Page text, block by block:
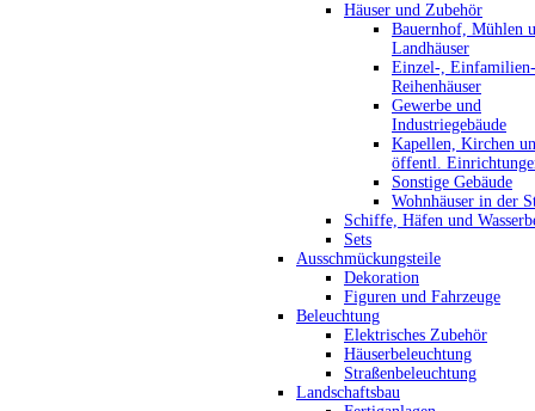
Häuser und Zubehör
Bauernhof, Mühlen
Landhäuser
Einzel-,
Reihenhäuser
Gewerbe und
Industriegebäude
Kapellen, Kirchen
öffentl.
Sonstige Gebäude
Wohnhäuser in der
Schiffe, Häfen und
Sets
Ausschmückungsteile
Dekoration
Figuren und Fahrzeuge
Beleuchtung
Elektrisches Zubehör
Häuserbeleuchtung
Straßenbeleuchtung
Landschaftsbau